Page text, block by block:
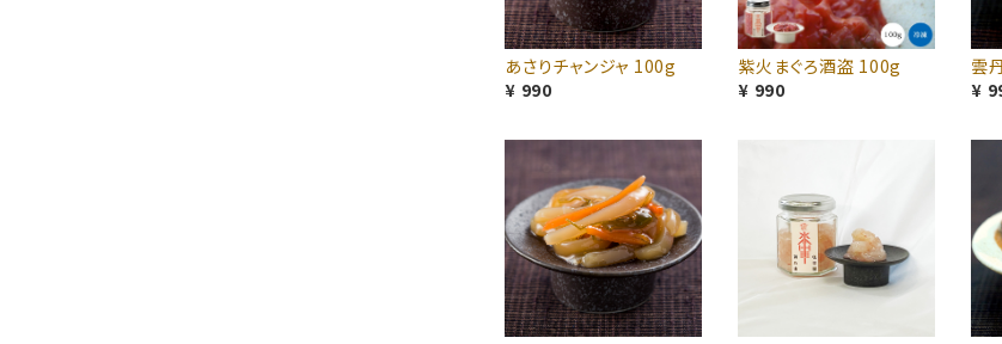
あさりチャンジャ 100g
¥ 990
紫火まぐろ酒盗 100g
¥ 990
雲
¥